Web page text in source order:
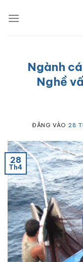
qua
Ngành
Nghề
ĐĂNG VÀO 28
28
Th4